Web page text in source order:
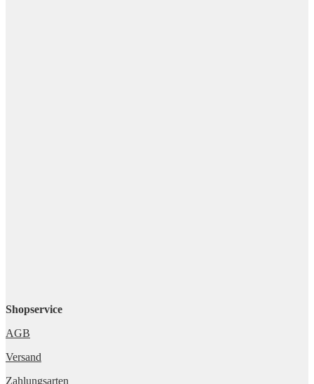
Shopservice
AGB
Versand
Zahlungsarten